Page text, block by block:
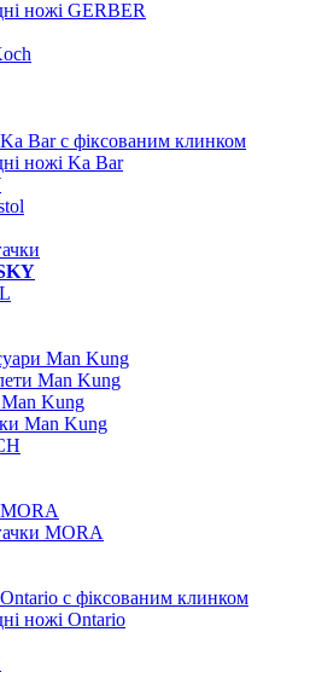
ножі GERBER
Bar c фіксованим клинком
ножі Ka Bar
Man Kung
Man Kung
Kung
Man Kung
MORA
c фіксованим клинком
ножі Ontario